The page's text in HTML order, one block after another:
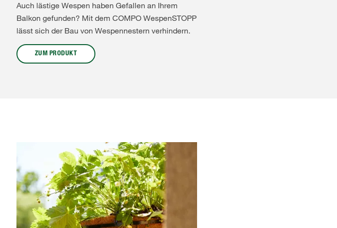
Auch lästige Wespen haben Gefallen an Ihrem
Balkon gefunden? Mit dem COMPO WespenSTOPP
lässt sich der Bau von Wespennestern verhindern.
ZUM PRODUKT